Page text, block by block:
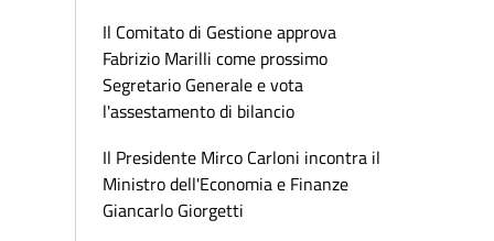
Il Comitato di Gestione approva
Fabrizio Marilli come prossimo
Segretario Generale e vota
l'assestamento di bilancio
Il Presidente Mirco Carloni incontra il
Ministro dell'Economia e Finanze
Giancarlo Giorgetti